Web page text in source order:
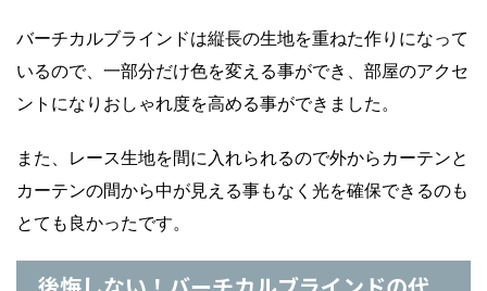
バーチカルブラインドは縦長の生地を重ねた作りになって
いるので、一部分だけ色を変える事ができ、部屋のアクセ
ントになりおしゃれ度を高める事ができました。
また、レース生地を間に入れられるので外からカーテンと
カーテンの間から中が見える事もなく光を確保できるのも
とても良かったです。